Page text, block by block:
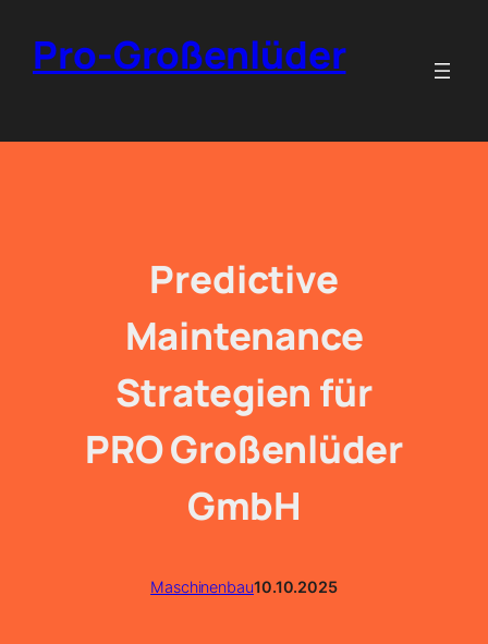
Inhalt
springen
Pro-Großenlüder
Predictive
Maintenance
Strategien für
PRO Großenlüder
GmbH
Maschinenbau10.10.2025